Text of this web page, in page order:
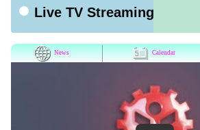
Live TV Streaming